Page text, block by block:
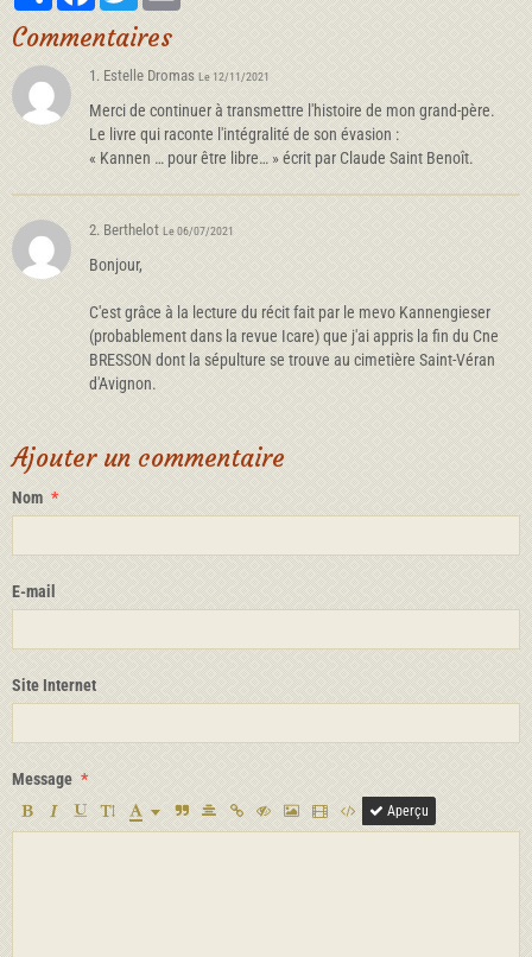
Commentaires
1. Estelle Dromas Le 12/11/2021
Merci de continuer à transmettre l'histoire de mon grand-père.
Le livre qui raconte l'intégralité de son évasion :
« Kannen … pour être libre… » écrit par Claude Saint Benoît.
2. Berthelot Le 06/07/2021
Bonjour,
C'est grâce à la lecture du récit fait par le mevo Kannengieser
(probablement dans la revue Icare) que j'ai appris la fin du Cne
BRESSON dont la sépulture se trouve au cimetière Saint-Véran
d'Avignon.
Ajouter un commentaire
Nom
E-mail
Site Internet
Message
Aperçu